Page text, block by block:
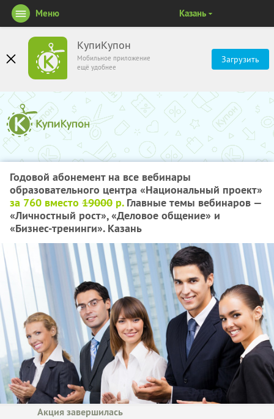
КупиКупон
Мобильное приложение
ещё удобнее
Загрузить
Меню Казань
Годовой абонемент на все вебинары
образовательного центра «Национальный проект»
за 760 вместо 19000 р. Главные темы вебинаров —
«Личностный рост», «Деловое общение» и
«Бизнес-тренинги». Казань
Акция завершилась